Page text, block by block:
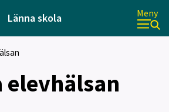
Länna skola Meny
elevhälsan